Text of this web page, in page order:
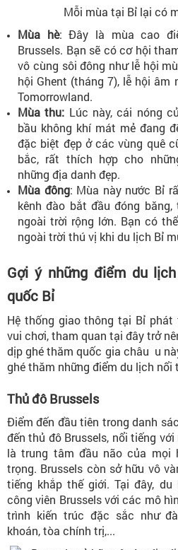
Mỗi mùa tại Bỉ lại có
Mùa hè: Đây là mùa cao
Brussels. Bạn sẽ có cơ hội
vô cùng sôi đông như lễ hội
hội Ghent (tháng 7), lễ hội
Tomorrowland.
Mùa thu: Lúc này, cái nóng
bầu không khí mát mẻ đang
đặc biệt đẹp ở các vùng quê
bắc, rất thích hợp cho
những địa danh đẹp.
Mùa đông: Mùa này nước Bỉ
kênh đào bắt đầu đóng
ngoài trời rộng lớn. Bạn có
ngoài trời thú vị khi du lịch Bỉ
Gợi ý những điểm du
quốc Bỉ
Hệ thống giao thông tại Bỉ phát
vui chơi, tham quan tại đây trở
dịp ghé thăm quốc gia châu u
ghé thăm những điểm du lịch nổi
Thủ đô Brussels
Điểm đến đầu tiên trong danh
đến thủ đô Brussels, nổi tiếng
là trung tâm đầu não của mọi
trọng. Brussels còn sở hữu vô
tiếng khắp thế giới. Tại đây,
công viên Brussels với các mô
trình kiến trúc đặc sắc như
khoán, tòa chính trị,...